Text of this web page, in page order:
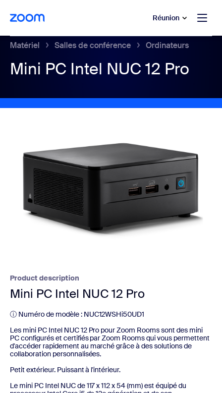
contenu principal
au chat d’aide Réunion
Matériel Salles de conférence Ordinateurs
Mini PC Intel NUC 12 Pro
Product description
Mini PC Intel NUC 12 Pro
ⓘ Numéro de modèle : NUC12WSHi50UD1
Les mini PC Intel NUC 12 Pro pour Zoom Rooms sont des mini
PC configurés et certifiés par Zoom Rooms qui vous permettent
d'accéder rapidement au marché grâce à des solutions de
collaboration personnalisées.
Petit extérieur. Puissant à l'intérieur.
Le mini PC Intel NUC de 117 x 112 x 54 (mm) est équipé du